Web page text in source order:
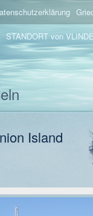
STANDORT von
Island